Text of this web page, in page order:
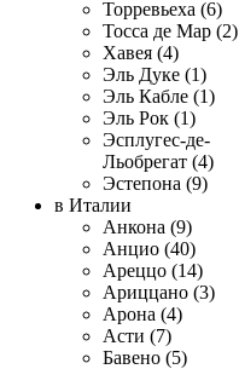
Торревьеха (6)
Тосса де Мар (2)
Хавея (4)
Эль Дуке (1)
Эль Кабле (1)
Эль Рок (1)
Эсплугес-де-
Льобрегат (4)
Эстепона (9)
в Италии
Анкона (9)
Анцио (40)
Ареццо (14)
Ариццано (3)
Арона (4)
Асти (7)
Бавено (5)